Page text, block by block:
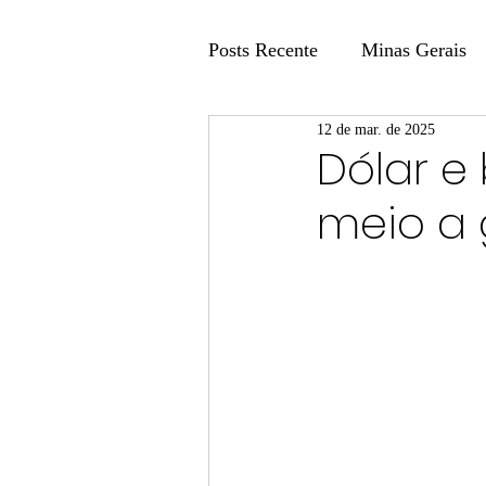
Posts Recente Minas Gerais
Coluna Fatos e Versões
Coluna: Agenda 21
Dólar
meio a
12 de mar. de 2025